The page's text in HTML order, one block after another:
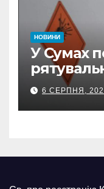
НОВИНИ
У Сумах
500-
росіян
6 СЕРПНЯ,